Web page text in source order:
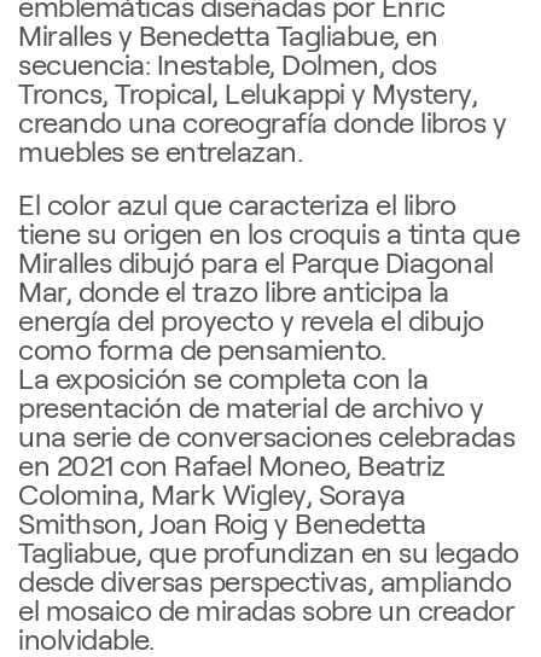
emblemáticas diseñadas por Enric
Miralles y Benedetta Tagliabue, en
secuencia: Inestable, Dolmen, dos
Troncs, Tropical, Lelukappi y Mystery,
creando una coreografía donde libros y
muebles se entrelazan.
El color azul que caracteriza el libro
tiene su origen en los croquis a tinta que
Miralles dibujó para el Parque Diagonal
Mar, donde el trazo libre anticipa la
energía del proyecto y revela el dibujo
como forma de pensamiento.
La exposición se completa con la
presentación de material de archivo y
una serie de conversaciones celebradas
en 2021 con Rafael Moneo, Beatriz
Colomina, Mark Wigley, Soraya
Smithson, Joan Roig y Benedetta
Tagliabue, que profundizan en su legado
desde diversas perspectivas, ampliando
el mosaico de miradas sobre un creador
inolvidable.